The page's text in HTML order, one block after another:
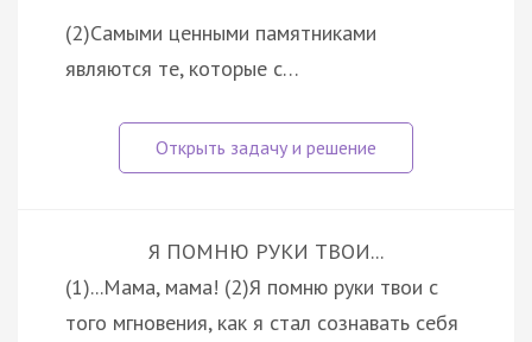
(2)Самыми ценными памятниками
являются те, которые с…
Я ПОМНЮ РУКИ ТВОИ...
(1)...Мама, мама! (2)Я помню руки твои с
того мгновения, как я стал сознавать себя